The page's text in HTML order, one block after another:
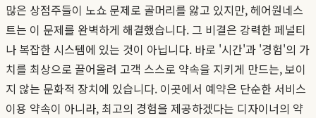
많은 상점주들이 노쇼 문제로 골머리를 앓고 있지만, 헤어원네스
트는 이 문제를 완벽하게 해결했습니다. 그 비결은 강력한 페널티
나 복잡한 시스템에 있는 것이 아닙니다. 바로 '시간'과 '경험'의 가
치를 최상으로 끌어올려 고객 스스로 약속을 지키게 만드는, 보이
지 않는 문화적 장치에 있습니다. 이곳에서 예약은 단순한 서비스
이용 약속이 아니라, 최고의 경험을 제공하겠다는 디자이너의 약